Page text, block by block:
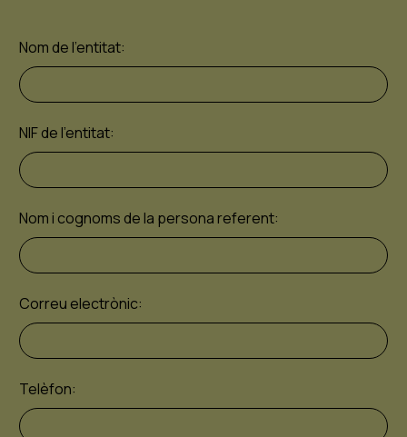
Nom de l'entitat:
NIF de l'entitat:
Nom i cognoms de la persona referent:
Correu electrònic:
Telèfon: